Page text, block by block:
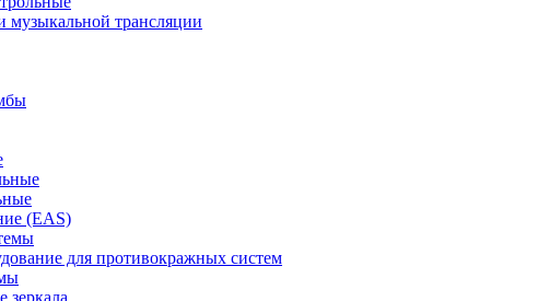
трансляции
(EAS)
для противокражных систем
зеркала